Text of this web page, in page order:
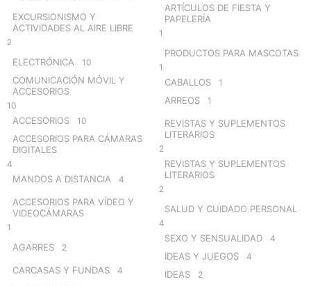
EXCURSIONISMO Y
ACTIVIDADES AL AIRE LIBRE
2
ELECTRÓNICA 10
COMUNICACIÓN MÓVIL Y
ACCESORIOS
10
ACCESORIOS 10
ACCESORIOS PARA CÁMARAS
DIGITALES
4
MANDOS A DISTANCIA 4
ACCESORIOS PARA VÍDEO Y
VIDEOCÁMARAS
1
AGARRES 2
CARCASAS Y FUNDAS 4
ARTÍCULOS DE FIESTA Y
PAPELERÍA
1
PRODUCTOS PARA MASCOTAS
1
CABALLOS 1
ARREOS 1
REVISTAS Y SUPLEMENTOS
LITERARIOS
2
REVISTAS Y SUPLEMENTOS
LITERARIOS
2
SALUD Y CUIDADO PERSONAL
4
SEXO Y SENSUALIDAD 4
IDEAS Y JUEGOS 4
IDEAS 2